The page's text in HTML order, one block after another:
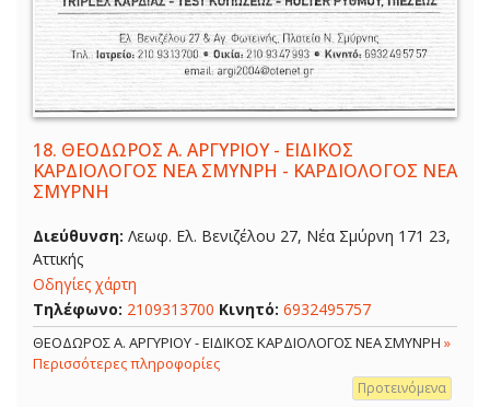
18. ΘΕΟΔΩΡΟΣ Α. ΑΡΓΥΡΙΟΥ - ΕΙΔΙΚΟΣ
ΚΑΡΔΙΟΛΟΓΟΣ ΝΕΑ ΣΜΥΝΡΗ - ΚΑΡΔΙΟΛΟΓΟΣ ΝΕΑ
ΣΜΥΡΝΗ
Διεύθυνση: Λεωφ. Ελ. Βενιζέλου 27, Νέα Σμύρνη 171 23,
Αττικής
Οδηγίες χάρτη
Τηλέφωνο: 2109313700 Κινητό: 6932495757
ΘΕΟΔΩΡΟΣ Α. ΑΡΓΥΡΙΟΥ - ΕΙΔΙΚΟΣ ΚΑΡΔΙΟΛΟΓΟΣ ΝΕΑ ΣΜΥΝΡΗ »
Περισσότερες πληροφορίες
Προτεινόμενα